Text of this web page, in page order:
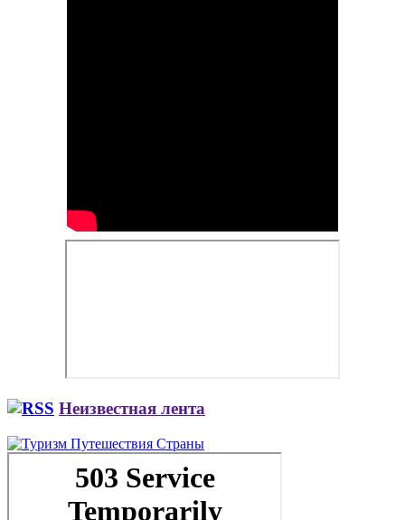
Неизвестная лента